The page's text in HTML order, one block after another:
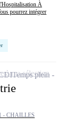
À
pourrez intégrer
- CHAILLES
Temps plein
à ma sélection